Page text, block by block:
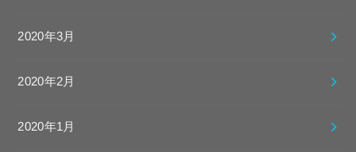
2020年3月
2020年2月
2020年1月